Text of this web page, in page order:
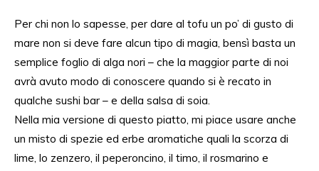
Per chi non lo sapesse, per dare al tofu un po’ di gusto di
mare non si deve fare alcun tipo di magia, bensì basta un
semplice foglio di alga nori – che la maggior parte di noi
avrà avuto modo di conoscere quando si è recato in
qualche sushi bar – e della salsa di soia.
Nella mia versione di questo piatto, mi piace usare anche
un misto di spezie ed erbe aromatiche quali la scorza di
lime, lo zenzero, il peperoncino, il timo, il rosmarino e